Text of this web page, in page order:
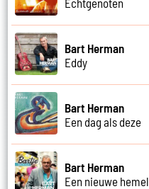
Bart Herman
Eddy
Bart Herman
Een dag als deze
Bart Herman
Een nieuwe hemel